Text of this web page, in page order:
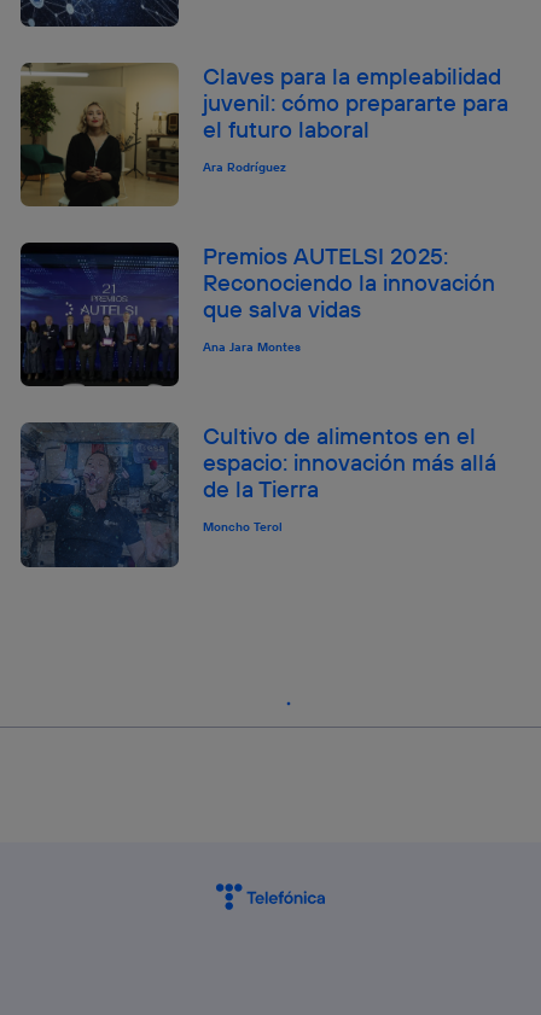
Claves para la empleabilidad
juvenil: cómo prepararte para
el futuro laboral
Ara Rodríguez
Premios AUTELSI 2025:
Reconociendo la innovación
que salva vidas
Ana Jara Montes
Cultivo de alimentos en el
espacio: innovación más allá
de la Tierra
Moncho Terol